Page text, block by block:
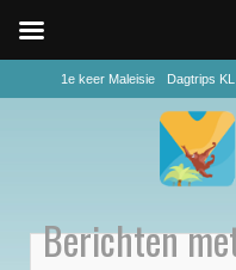
1e keer Maleisie Dagtrips KL
Berichten